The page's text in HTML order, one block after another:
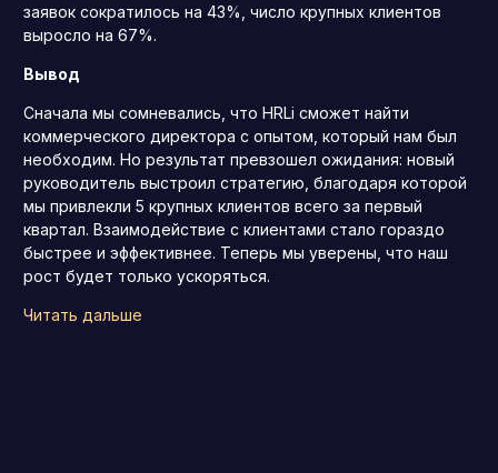
заявок сократилось на 43%, число крупных клиентов
выросло на 67%.
Вывод
Сначала мы сомневались, что HRLi сможет найти
коммерческого директора с опытом, который нам был
необходим. Но результат превзошел ожидания: новый
руководитель выстроил стратегию, благодаря которой
мы привлекли 5 крупных клиентов всего за первый
квартал. Взаимодействие с клиентами стало гораздо
быстрее и эффективнее. Теперь мы уверены, что наш
рост будет только ускоряться.
Читать дальше